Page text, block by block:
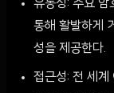
유동성: 주요
통해 활발하게
성을 제공한다.
접근성: 전 세계